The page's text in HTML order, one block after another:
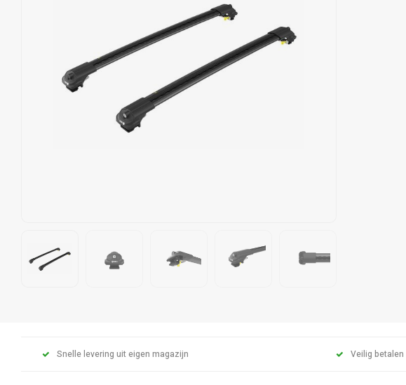
Snelle levering uit eigen magazijn Veilig betalen